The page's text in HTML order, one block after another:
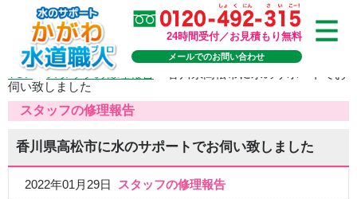
24時間受付／お見積もり無料
メールでのお問い合わせ
TOP>スタッフの修理報告
伺い致しました
スタッフの修理報告
香川県高松市に水のサポートでお伺い致しました
2022年01月29日 スタッフの修理報告